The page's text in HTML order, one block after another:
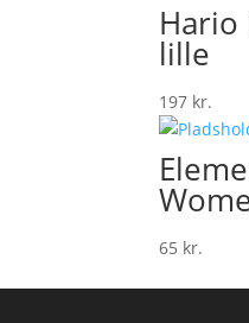
Hario
lille
197 kr.
65 kr.